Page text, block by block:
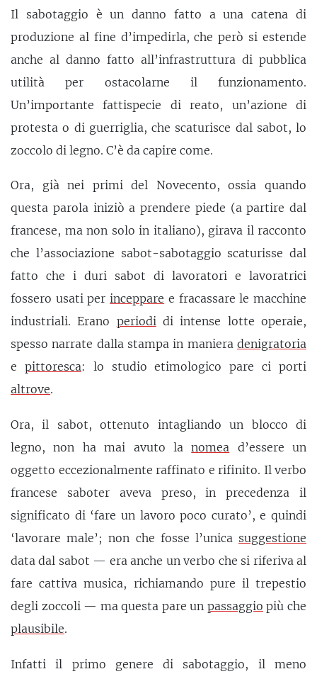
Il sabotaggio è un danno fatto a una catena di
produzione al fine d’impedirla, che però si estende
anche al danno fatto all’infrastruttura di pubblica
utilità per ostacolarne il funzionamento.
Un’importante fattispecie di reato, un’azione di
protesta o di guerriglia, che scaturisce dal sabot, lo
zoccolo di legno. C’è da capire come.
Ora, già nei primi del Novecento, ossia quando
questa parola iniziò a prendere piede (a partire dal
francese, ma non solo in italiano), girava il racconto
che l’associazione sabot-sabotaggio scaturisse dal
fatto che i duri sabot di lavoratori e lavoratrici
fossero usati perinceppare e fracassare le macchine
industriali. Erano periodidi intense lotte operaie,
spesso narrate dalla stampa in maniera denigratoria
e pittoresca: lo studio etimologico pare ci porti
altrove.
Ora, il sabot, ottenuto intagliando un blocco di
legno, non ha mai avuto lanomea d’essere un
oggetto eccezionalmente raffinato e rifinito. Il verbo
francese saboter aveva preso, in precedenza il
significato di ‘fare un lavoro poco curato’, e quindi
‘lavorare male’; non che fosse l’unica suggestione
data dal sabot — era anche un verbo che si riferiva al
fare cattiva musica, richiamando pure il trepestio
degli zoccoli — ma questa pare un passaggio più che
plausibile.
Infatti il primo genere di sabotaggio, il meno